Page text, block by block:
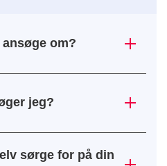
om?
jeg?
sørge for på din